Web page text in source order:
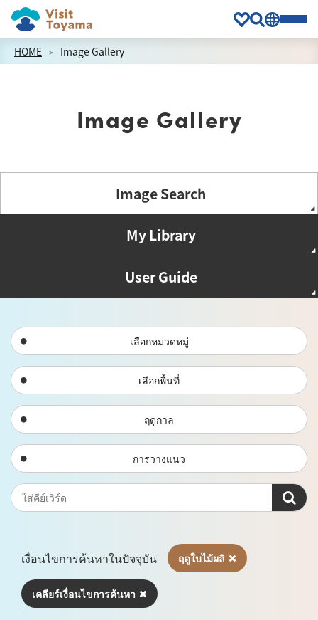
HOME Image Gallery
Image Gallery
Image Search
My Library
User Guide
เลือกหมวดหมู่
เลือกพื้นที่
ฤดูกาล
การวางแนว
เงื่อนไขการค้นหาในปัจจุบัน ฤดูใบไม้ผลิ
เคลียร์เงื่อนไขการค้นหา